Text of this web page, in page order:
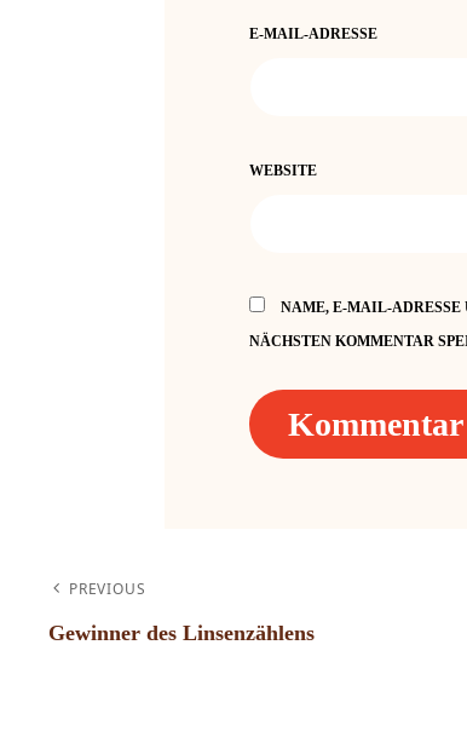
E-MAIL-ADRESSE
WEBSITE
NAME, E-MAIL-ADRESSE
NÄCHSTEN KOMMENTAR
PREVIOUS
Gewinner des Linsenzählens